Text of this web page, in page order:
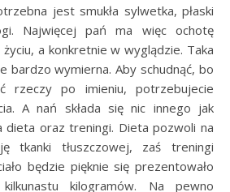
jest smukła sylwetka, płaski
Najwięcej pań ma więc ochotę
a konkretnie w wyglądzie. Taka
bardzo wymierna. Aby schudnąć, bo
rzeczy po imieniu, potrzebujecie
A nań składa się nic innego jak
dieta oraz treningi. Dieta pozwoli na
tkanki tłuszczowej, zaś treningi
będzie pięknie się prezentowało
kilogramów. Na pewno